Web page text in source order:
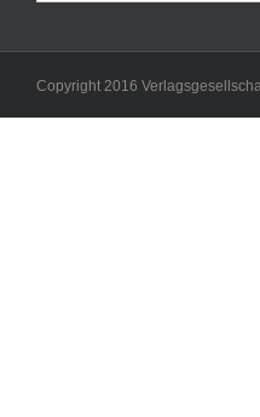
Copyright 2016